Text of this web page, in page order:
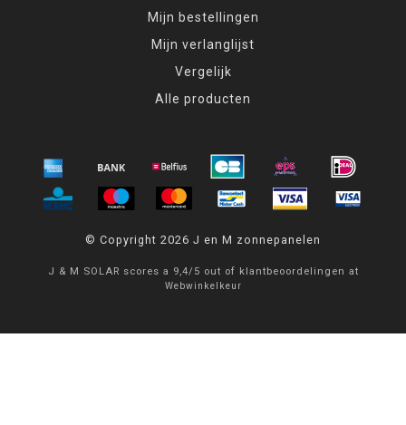
Mijn bestellingen
Mijn verlanglijst
Vergelijk
Alle producten
© Copyright 2026 J en M zonnepanelen
J & M SOLAR scores a 9,4/ 5 out of klantbeoordelingen at
Webwinkelkeur